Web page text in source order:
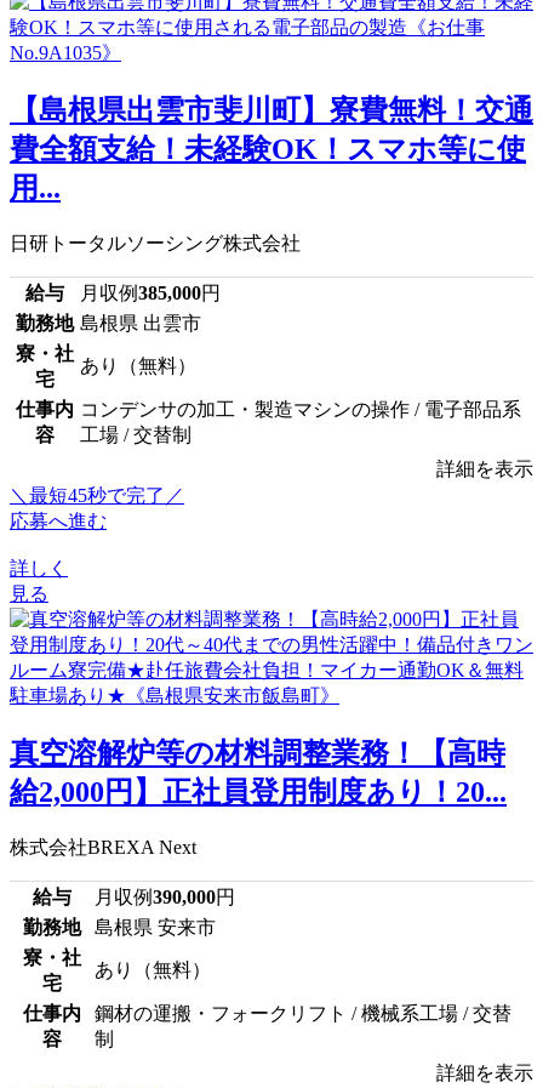
【島根県出雲市斐川町】寮費無料！交通
費全額支給！未経験OK！スマホ等に使
用...
日研トータルソーシング株式会社
給与 月収例385,000円
勤務地 島根県 出雲市
寮・社
宅
あり（無料）
仕事内
容
コンデンサの加工・製造マシンの操作 / 電子部品系
工場 / 交替制
詳細を表示
＼最短45秒で完了／
応募へ進む
詳しく
見る
真空溶解炉等の材料調整業務！【高時
給2,000円】正社員登用制度あり！20...
株式会社BREXA Next
給与 月収例390,000円
勤務地
島根県 安来市
寮・社
宅
あり（無料）
仕事内
容
鋼材の運搬・フォークリフト / 機械系工場 / 交替
制
詳細を表示